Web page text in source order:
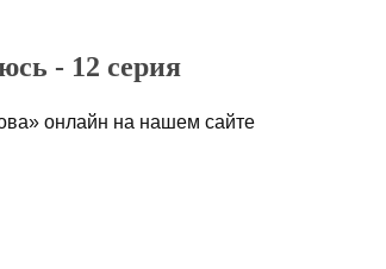
- 12 серия
онлайн на нашем сайте